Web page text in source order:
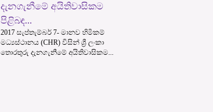
දැනගැනීමේ අයිතිවාසිකම
පිළිබඳ...
2017 සැප්තැම්බර් 7- මානව හිමිකම්
මධ්‍යස්ථානය (CHR) විසින් ශ්‍රී ලංකා
තොරතුරු දැනගැනීමේ අයිතිවාසිකම...